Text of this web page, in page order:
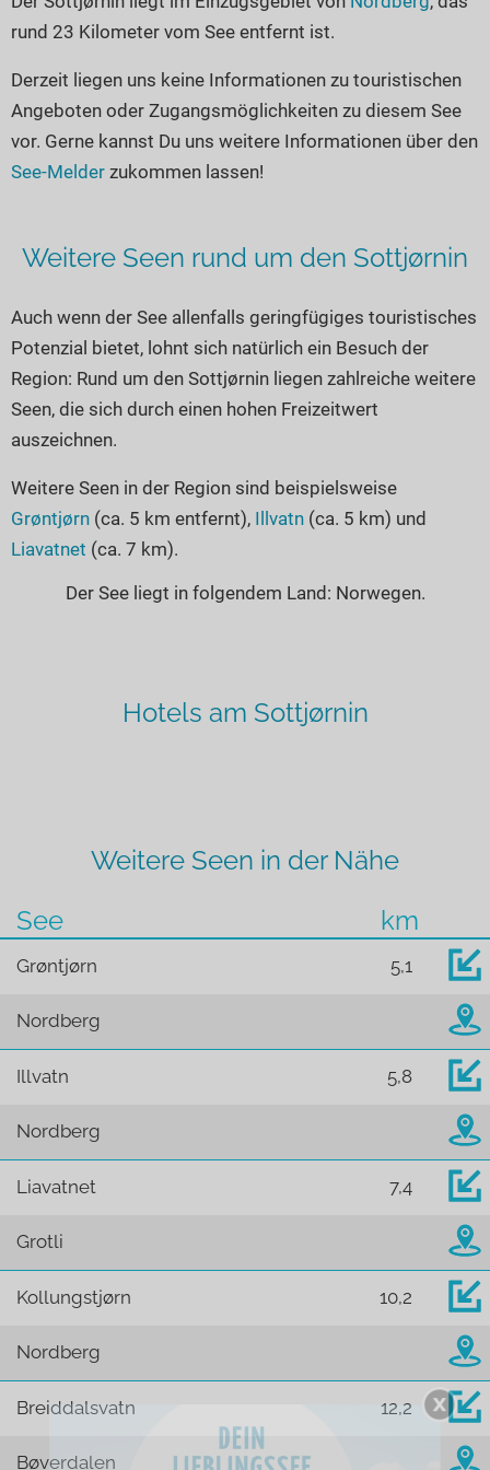
Glamping
Seen in Europa
Österreich
Schweiz
Frankreich
Niederlande
alle Länder…
rund 23 Kilometer vom See entfernt ist.
Derzeit liegen uns keine Informationen zu touristischen
Angeboten oder Zugangsmöglichkeiten zu diesem See
vor. Gerne kannst Du uns weitere Informationen über den
See-Melder zukommen lassen!
Weitere Seen rund um den Sottjørnin
Auch wenn der See allenfalls geringfügiges touristisches
Potenzial bietet, lohnt sich natürlich ein Besuch der
Region: Rund um den Sottjørnin liegen zahlreiche weitere
Seen, die sich durch einen hohen Freizeitwert
auszeichnen.
Weitere Seen in der Region sind beispielsweise
Grøntjørn (ca. 5 km entfernt), Illvatn (ca. 5 km) und
Liavatnet (ca. 7 km).
Der See liegt in folgendem Land: Norwegen.
Hotels am Sottjørnin
Weitere Seen in der Nähe
See
km
Grøntjørn 5,1
Nordberg
Illvatn 5,8
Nordberg
Liavatnet 7,4
Grotli
Kollungstjørn 10,2
Nordberg
Breiddalsvatn 12,2
Bøverdalen